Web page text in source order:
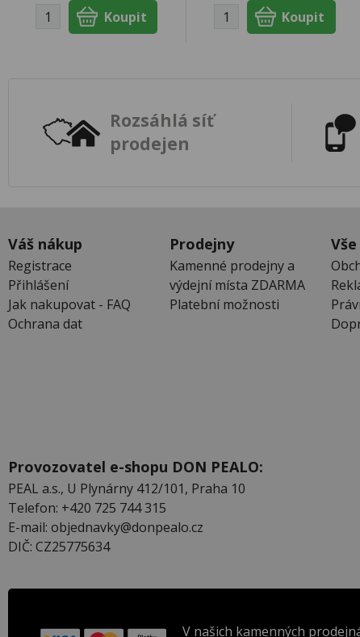
Rozsáhlá síť
prodejen
Váš nákup
Registrace
Přihlášení
Jak nakupovat - FAQ
Ochrana dat
Prodejny
Kamenné prodejny a
výdejní místa ZDARMA
Platební možnosti
Provozovatel e-shopu DON PEALO:
PEAL a.s., U Plynárny 412/101, Praha 10
Telefon: +420 725 744 315
E-mail: objednavky@donpealo.cz
DIČ: CZ25775634
V našich kamenných